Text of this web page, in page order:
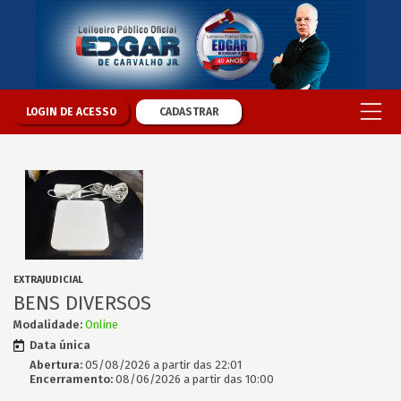
LOGIN DE ACESSO CADASTRAR
EXTRAJUDICIAL
BENS DIVERSOS
Modalidade: Online
Data única
Abertura: 05/08/2026 a partir das 22:01
Encerramento: 08/06/2026 a partir das 10:00